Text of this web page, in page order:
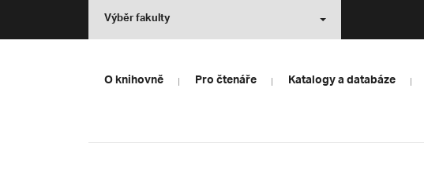
Výběr fakulty
O knihovně Pro čtenáře Katalogy a databáze